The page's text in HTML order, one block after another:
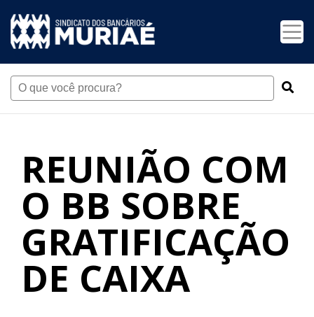
REUNIÃO COM
O BB SOBRE
GRATIFICAÇÃO
DE CAIXA